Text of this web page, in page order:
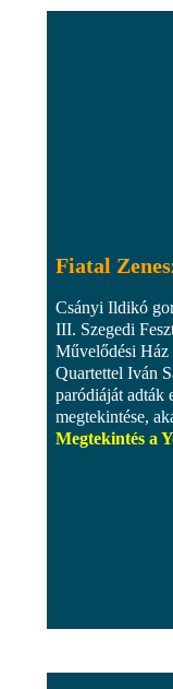
Fiatal
Csányi Ildikó
III. Szegedi
Művelődési Ház
Quartettel Iván
paródiáját adták
megtekintése,
Megtekintés a